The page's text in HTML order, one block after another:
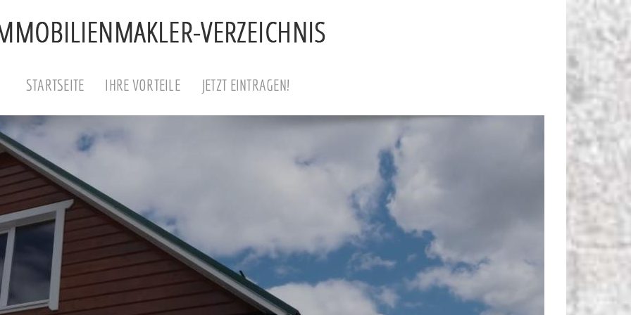
STARTSEITE IHRE VORTEILE JETZT EINTRAGEN!